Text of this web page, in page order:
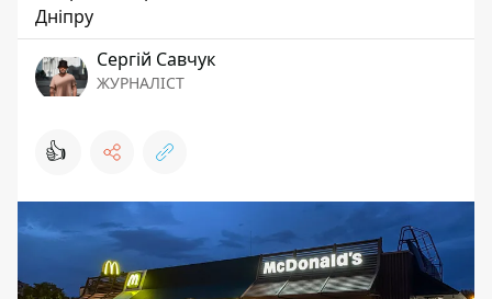
Дніпру
Сергій Савчук
ЖУРНАЛІСТ
👍